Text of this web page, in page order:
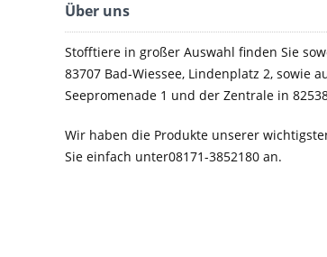
Über uns
Stofftiere in großer Auswahl finden Sie
83707 Bad-Wiessee, Lindenplatz 2, sowie
Seepromenade 1 und der Zentrale in
Wir haben die Produkte unserer
Sie einfach unter08171-3852180 an.